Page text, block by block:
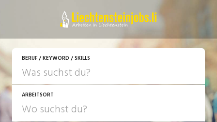
BERUF / KEYWORD / SKILLS
ARBEITSORT
JETZT BEWERBEN